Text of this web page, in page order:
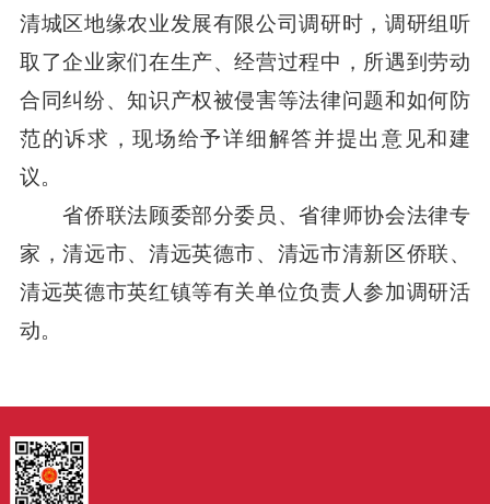
清城区地缘农业发展有限公司调研时，调研组听
取了企业家们在生产、经营过程中，所遇到劳动
合同纠纷、知识产权被侵害等法律问题和如何防
范的诉求，现场给予详细解答并提出意见和建
议。
省侨联法顾委部分委员、省律师协会法律专
家，清远市、清远英德市、清远市清新区侨联、
清远英德市英红镇等有关单位负责人参加调研活
动。